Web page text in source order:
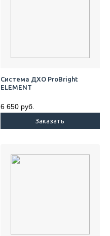
Система ДХО ProBright
ELEMENT
6 650 руб.
Заказать